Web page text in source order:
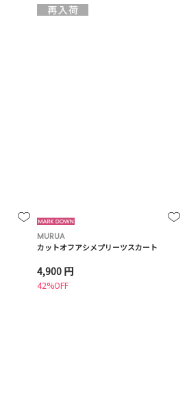
MURUA
カットオフアシメプリーツスカート
4,900 円
42%OFF